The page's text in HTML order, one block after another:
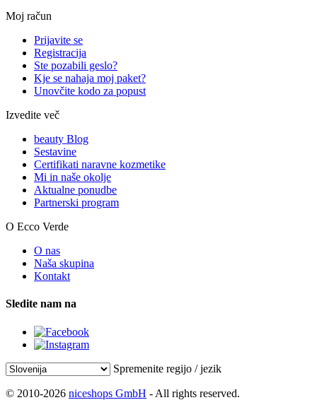
Moj račun
Prijavite se
Registracija
Ste pozabili geslo?
Kje se nahaja moj paket?
Unovčite kodo za popust
Izvedite več
beauty Blog
Sestavine
Certifikati naravne kozmetike
Mi in naše okolje
Aktualne ponudbe
Partnerski program
O Ecco Verde
O nas
Naša skupina
Kontakt
Sledite nam na
Spremenite regijo / jezik
© 2010-2026 niceshops GmbH - All rights reserved.